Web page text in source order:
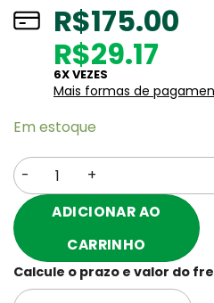
R$175.00
R$29.17
6X VEZES
Mais formas de
Em estoque
Anel Peniano com Controle
ADICIONAR AO
CARRINHO
Calcule o prazo e valor do